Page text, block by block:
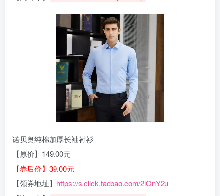
诺贝奥纯棉加厚长袖衬衫
【原价】149.00元
【券后价】39.00元
【领券地址】 https://s.click.taobao.com/2lOnY2u